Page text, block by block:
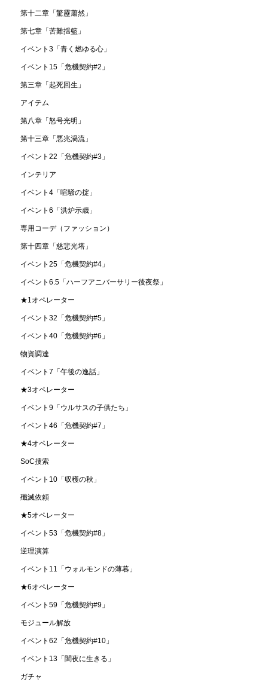
第十二章「驚靂蕭然」
第七章「苦難揺籃」
イベント3「青く燃ゆる心」
イベント15「危機契約#2」
第三章「起死回生」
アイテム
第八章「怒号光明」
第十三章「悪兆渦流」
イベント22「危機契約#3」
インテリア
イベント4「喧騒の掟」
イベント6「洪炉示歳」
専用コーデ（ファッション）
第十四章「慈悲光塔」
イベント25「危機契約#4」
イベント6.5「ハーフアニバーサリー後夜祭」
★1オペレーター
イベント32「危機契約#5」
イベント40「危機契約#6」
物資調達
イベント7「午後の逸話」
★3オペレーター
イベント9「ウルサスの子供たち」
イベント46「危機契約#7」
★4オペレーター
SoC捜索
イベント10「収穫の秋」
殲滅依頼
★5オペレーター
イベント53「危機契約#8」
逆理演算
イベント11「ウォルモンドの薄暮」
★6オペレーター
イベント59「危機契約#9」
モジュール解放
イベント62「危機契約#10」
イベント13「闇夜に生きる」
ガチャ